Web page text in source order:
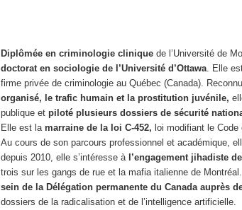
Diplômée en criminologie cliniquede l’Université de
doctorat en sociologie de l’Université d’Ottawa . Elle
firme privée de criminologie au Québec (Canada).
organisé, le trafic humain et la prostitution juvénile,
publique etpiloté plusieurs dossiers de sécurité
Elle est lamarraine de la loi C-452, loi modifiant le
Au cours de son parcours professionnel et académique,
depuis 2010, elle s’intéresse à l’engagement jihadiste
trois sur les gangs de rue et la mafia italienne de
sein de la Délégation permanente du Canada auprès
dossiers de la radicalisation et de l’intelligence artificielle.